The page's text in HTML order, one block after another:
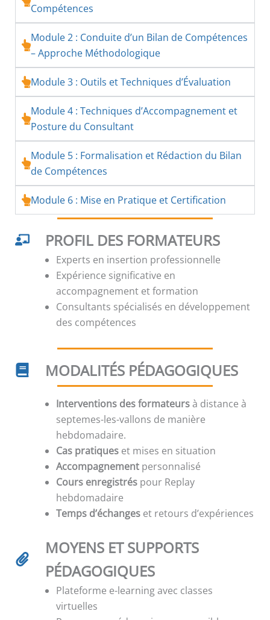
Compétences
Module 2 : Conduite d’un Bilan de Compétences
– Approche Méthodologique
Module 3 : Outils et Techniques d’Évaluation
Module 4 : Techniques d’Accompagnement et
Posture du Consultant
Module 5 : Formalisation et Rédaction du Bilan
de Compétences
Module 6 : Mise en Pratique et Certification
PROFIL DES FORMATEURS
Experts en insertion professionnelle
Expérience significative en
accompagnement et formation
Consultants spécialisés en développement
des compétences
MODALITÉS PÉDAGOGIQUES
Interventions des formateursà distance à
septemes-les-vallons de manière
hebdomadaire.
Cas pratiques et mises en situation
Accompagnement personnalisé
Cours enregistrés pour Replay
hebdomadaire
Temps d’échanges et retours d’expériences
MOYENS ET SUPPORTS
PÉDAGOGIQUES
Plateforme e-learning avec classes
virtuelles